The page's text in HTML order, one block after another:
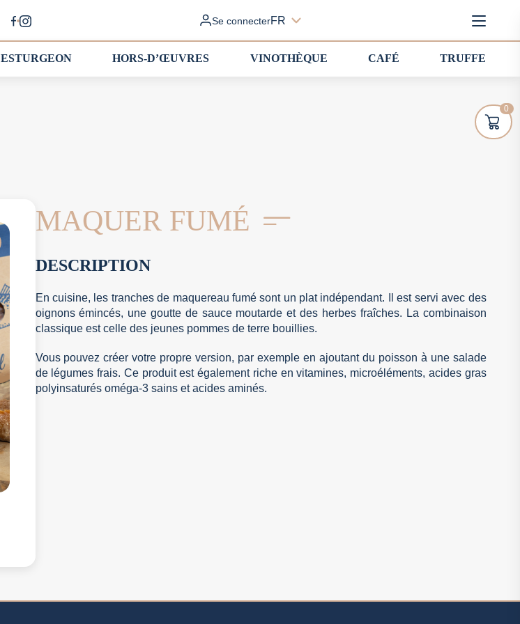
Se connecterFR
ESTURGEON HORS-D’ŒUVRES VINOTHÈQUE CAFÉ TRUFFE
MAQUER FUMÉ
DESCRIPTION
En cuisine, les tranches de maquereau fumé sont un plat indépendant. Il est servi avec des
oignons émincés, une goutte de sauce moutarde et des herbes fraîches. La combinaison
classique est celle des jeunes pommes de terre bouillies.
Vous pouvez créer votre propre version, par exemple en ajoutant du poisson à une salade
de légumes frais. Ce produit est également riche en vitamines, microéléments, acides gras
polyinsaturés oméga-3 sains et acides aminés.
0